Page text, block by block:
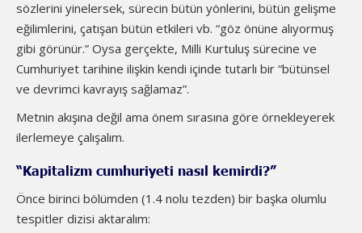
sözlerini yinelersek, sürecin bütün yönlerini, bütün gelişme
eğilimlerini, çatışan bütün etkileri vb. “göz önüne alıyormuş
gibi görünür.” Oysa gerçekte, Milli Kurtuluş sürecine ve
Cumhuriyet tarihine ilişkin kendi içinde tutarlı bir “bütünsel
ve devrimci kavrayış sağlamaz”.
Metnin akışına değil ama önem sırasına göre örnekleyerek
ilerlemeye çalışalım.
“Kapitalizm cumhuriyeti nasıl kemirdi?”
Önce birinci bölümden (1.4 nolu tezden) bir başka olumlu
tespitler dizisi aktaralım: